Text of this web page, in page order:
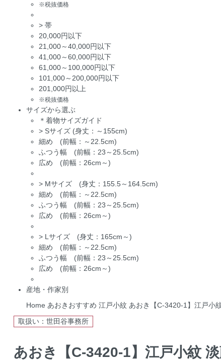
※税抜価格
> 帯
20,000円以下
21,000～40,000円以下
41,000～60,000円以下
61,000～100,000円以下
101,000～200,000円以下
201,000円以上
※税抜価格
サイズから選ぶ
＊着物サイズガイド
> Sサイズ (身丈：～155cm)
細め (前幅：～22.5cm)
ふつう幅 (前幅：23～25.5cm)
広め (前幅：26cm～)
> Mサイズ (身丈：155.5～164.5cm)
細め (前幅：～22.5cm)
ふつう幅 (前幅：23～25.5cm)
広め (前幅：26cm～)
> Lサイズ (身丈：165cm～)
細め (前幅：～22.5cm)
ふつう幅 (前幅：23～25.5cm)
広め (前幅：26cm～)
産地・作家別
Home あおきおすすめ 江戸小紋 あおき【C-3420-1】江戸小
取扱い：世田谷事務所
あおき【C-3420-1】江戸小紋